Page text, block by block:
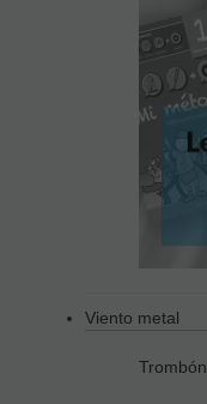
Viento metal
Trombón